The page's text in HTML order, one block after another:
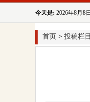
今天是: 2026年8月8
首页 > 投稿栏目